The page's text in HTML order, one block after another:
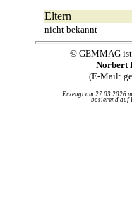
Eltern
nicht bekannt
© GEMMAG ist
Norbert
(E-Mail:
Erzeugt am 27.03.2026
basierend auf